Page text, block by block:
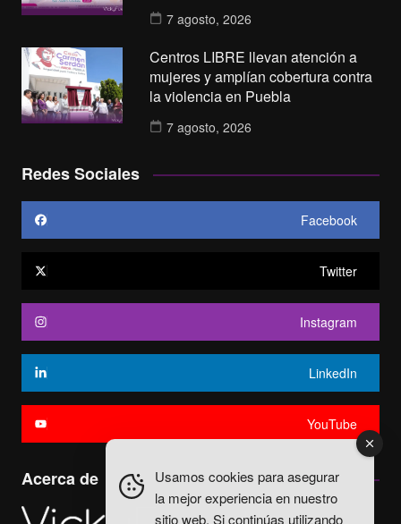
7 agosto, 2026
Centros LIBRE llevan atención a
mujeres y amplían cobertura contra
la violencia en Puebla
7 agosto, 2026
Redes Sociales
Facebook
Twitter
Instagram
LinkedIn
YouTube
Acerca de
Usamos cookies para asegurar
la mejor experiencia en nuestro
sitio web. Si continúas utilizando